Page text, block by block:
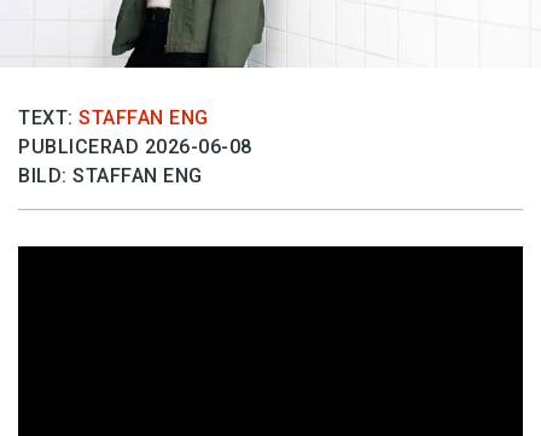
TEXT: STAFFAN ENG
PUBLICERAD 2026-06-08
BILD: STAFFAN ENG